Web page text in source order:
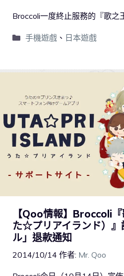
Broccoli一度終止服務的『歌之
手機遊戲、 日本遊戲
【Qoo情報】Broccoli
た☆プリアイランド）』
ル」退款通知
2014/10/14 作者: Mr. Qoo